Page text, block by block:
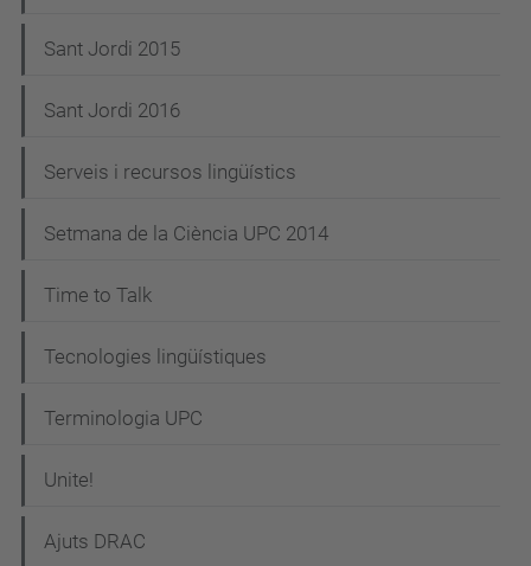
Sant Jordi 2015
Sant Jordi 2016
Serveis i recursos lingüístics
Setmana de la Ciència UPC 2014
Time to Talk
Tecnologies lingüístiques
Terminologia UPC
Unite!
Ajuts DRAC